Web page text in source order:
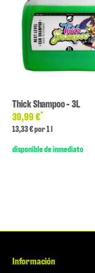
Thick Shampoo - 3L
39,99 €*
13,33 € por 1 l
disponible de inmediato
Información